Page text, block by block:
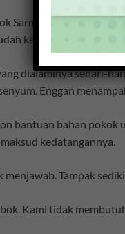
Sarmi. Agak pucat.
keriput. Seolah tak
dialaminya sehari-
Enggan
bantuan bahan pokok
kedatangannya.
menjawab. Tampak
Kami tidak